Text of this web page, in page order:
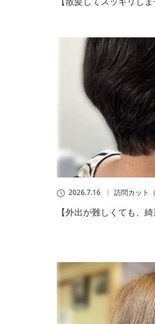
2026.7.16 訪問カット
【外出が難しくても、綺